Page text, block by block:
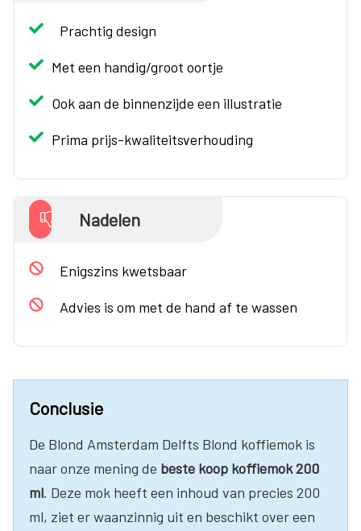
Prachtig design
Met een handig/groot oortje
Ook aan de binnenzijde een illustratie
Prima prijs-kwaliteitsverhouding
Nadelen
Enigszins kwetsbaar
Advies is om met de hand af te wassen
Conclusie
De Blond Amsterdam Delfts Blond koffiemok is
naar onze mening de beste koop koffiemok 200
ml. Deze mok heeft een inhoud van precies 200
ml, ziet er waanzinnig uit en beschikt over een